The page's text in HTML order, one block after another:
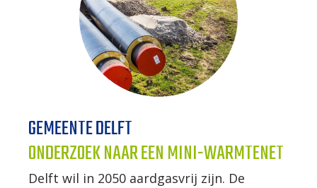
GEMEENTE DELFT
ONDERZOEK NAAR EEN MINI-WARMTENET
Delft wil in 2050 aardgasvrij zijn. De